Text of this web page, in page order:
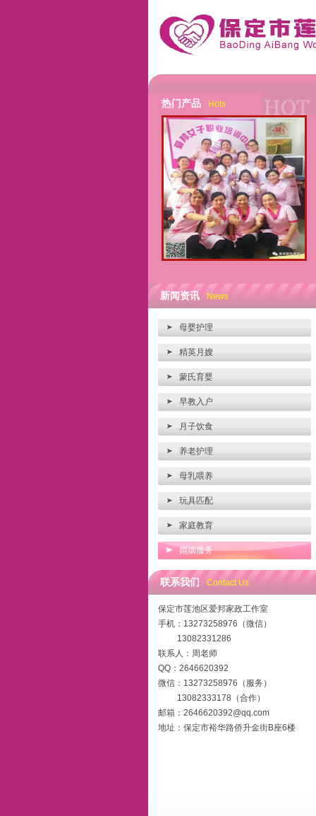
热门产品 Hots
新闻资讯 News
母婴护理
精英月嫂
蒙氏育婴
早教入户
月子饮食
养老护理
母乳喂养
玩具匹配
家庭教育
婚姻服务
联系我们 Contact Us
保定市莲池区爱邦家政工作室
手机：13273258976（微信）
13082331286
联系人：周老师
QQ：2646620392
微信：13273258976（服务）
13082333178（合作）
邮箱：2646620392@qq.com
地址：保定市裕华路侨升金街B座6楼